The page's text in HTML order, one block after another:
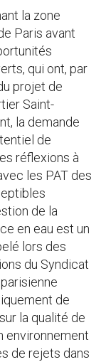
la zone
Paris avant
qui ont, par
projet de
Saint-
la demande
de
réflexions à
les PAT des
de la
en eau est un
lors des
du Syndicat
de
la qualité de
environnement
de rejets dans